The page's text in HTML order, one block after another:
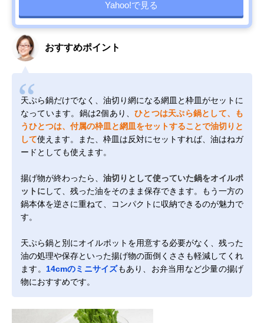
Yahoo!で見る
おすすめポイント
天ぷら鍋だけでなく、油切り網になる網皿と枠皿がセットに
なっています。鍋は2個あり、ひとつは天ぷら鍋として、も
うひとつは、付属の枠皿と網皿をセットすることで油切りと
して使えます。また、枠皿は反対にセットすれば、油はねガ
ードとしても使えます。
揚げ物が終わったら、 油切りとして使っていた鍋をオイルポ
ットに して、残った油をそのまま保存できます。もう一方の
鍋本体を逆さに重ねて、コンパクトに収納できるのが魅力で
す。
天ぷら鍋と別にオイルポットを用意する必要がなく、残った
油の処理や保存といった揚げ物の面倒くささも軽減してくれ
ます。 14cmのミニサイズもあり、お弁当用など少量の揚げ
物におすすめです。